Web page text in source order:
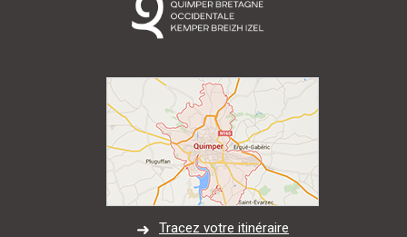
Tracez votre itinéraire